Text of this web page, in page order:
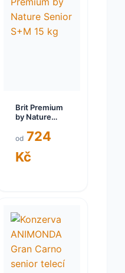
Brit Premium
by Nature
kg
od 724
Kč